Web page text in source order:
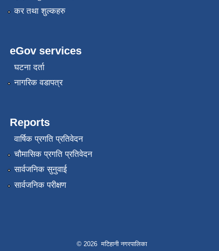
कर तथा शुल्कहरु
eGov services
घटना दर्ता
नागरिक वडापत्र
Reports
वार्षिक प्रगति प्रतिवेदन
चौमासिक प्रगति प्रतिवेदन
सार्वजनिक सुनुवाई
सार्वजनिक परीक्षण
© 2026 मटिहानी नगरपालिका